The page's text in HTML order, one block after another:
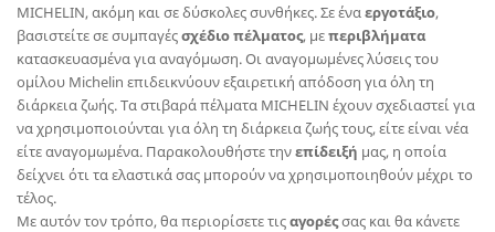
MICHELIN, ακόμη και σε δύσκολες συνθήκες. Σε έναεργοτάξιο,
βασιστείτε σε συμπαγέςσχέδιο πέλματος, μεπεριβλήματα
κατασκευασμένα για αναγόμωση. Οι αναγομωμένες λύσεις του
ομίλου Michelin επιδεικνύουν εξαιρετική απόδοση για όλη τη
διάρκεια ζωής. Τα στιβαρά πέλματα MICHELIN έχουν σχεδιαστεί για
να χρησιμοποιούνται για όλη τη διάρκεια ζωής τους, είτε είναι νέα
είτε αναγομωμένα. Παρακολουθήστε τηνεπίδειξή μας, η οποία
δείχνει ότι τα ελαστικά σας μπορούν να χρησιμοποιηθούν μέχρι το
τέλος.
Με αυτόν τον τρόπο, θα περιορίσετε τιςαγορέςσας και θα κάνετε